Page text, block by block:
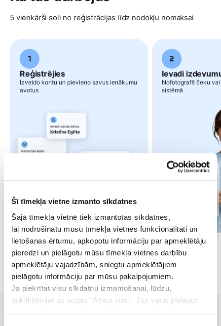
Šī tīmekļa vietne izmanto sīkdatnes
Šajā tīmekļa vietnē tiek izmantotas sīkdatnes,
lai nodrošinātu mūsu tīmekļa vietnes funkcionalitāti un
lietošanas ērtumu, apkopotu informāciju par apmeklētāju
pieredzi un pielāgotu mūsu tīmekļa vietnes darbību
apmeklētāju vajadzībām, sniegtu apmeklētājiem
pielāgotu informāciju par mūsu pakalpojumiem.
Ja piekrītat visu sīkdatņu izmantošanai, lūdzu,
noklikšķiniet uz pogas “Atļaut visu”. Jūs varat pielāgot
5 vienkārši soļi no reģistrācijas līdz nodokļu nomaksai
Reģistrējies
Izveido kontu un pievieno savus ienākumu
avotus
Ievadi
Nofotografē čeku
sistēmā